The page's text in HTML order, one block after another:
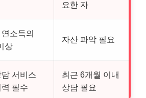
요한 자
소득의
상
자산 파악 필요
서비스
필수
최근 6개월 이내
상담 필요